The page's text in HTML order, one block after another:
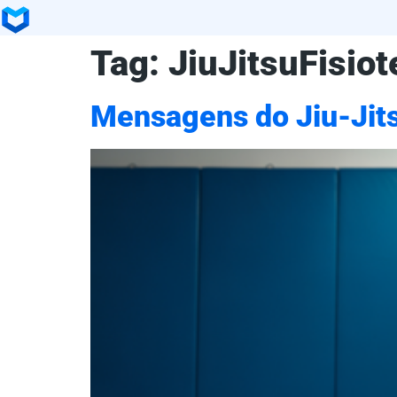
Tag:
Mensagens do Jiu-